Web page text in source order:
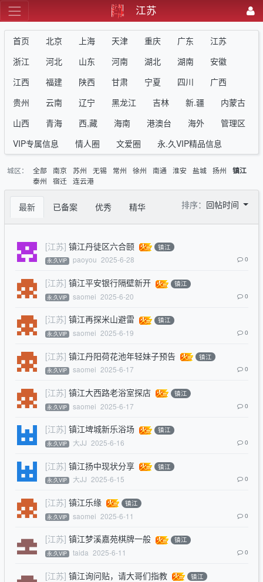
江苏
首页 北京 上海 天津 重庆 广东
江苏
浙江
河北 山东 河南 湖北 湖南
安徽
江西
福建 陕西 甘肃 宁夏 四川
广西
贵州
云南 辽宁 黑龙江 吉林 新.疆
内蒙古
山西
青海 西,藏 海南 港澳台 海外
管理区
VIP专属信息
情人圈 文爱圈 永.久VIP精品信息
城区： 全部 南京 苏州 无锡 常州 徐州 南通 淮安 盐城 扬州
镇江
泰州
宿迁 连云港
最新 已备案 优秀 精华 排序： 回帖时间
[江苏] 镇江丹徒区六合颐 镇江
永.久VIP paoyou 2025-6-28 0
[江苏] 镇江平安银行隔壁新开 镇江
永.久VIP saomei 2025-6-20 0
[江苏] 镇江再探米山避雷 镇江
永.久VIP saomei 2025-6-19 0
[江苏] 镇江丹阳荷花池年轻妹子预告 镇江
永.久VIP saomei 2025-6-17 0
[江苏] 镇江大西路老浴室探店 镇江
永.久VIP saomei 2025-6-17 0
[江苏] 镇江埤城新乐浴场 镇江
永.久VIP 大JJ 2025-6-16 0
[江苏] 镇江扬中现状分享 镇江
永.久VIP 大JJ 2025-6-15 0
[江苏] 镇江乐缘 镇江
永.久VIP saomei 2025-6-11 0
[江苏] 镇江梦溪嘉苑棋牌一般 镇江
永.久VIP taida 2025-6-11 0
[江苏] 镇江询问贴，请大哥们指教 镇江